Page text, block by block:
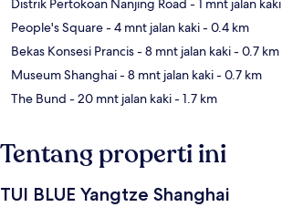
Distrik Pertokoan Nanjing Road - 1 mnt jalan kaki
People's Square- 4 mnt jalan kaki- 0.4 km
Bekas Konsesi Prancis- 8 mnt jalan kaki- 0.7 km
Museum Shanghai- 8 mnt jalan kaki- 0.7 km
The Bund - 20 mnt jalan kaki- 1.7 km
Tentang properti ini
TUI BLUE Yangtze Shanghai